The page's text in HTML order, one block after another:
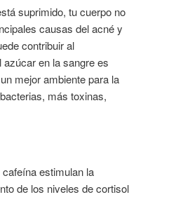
suprimido, tu cuerpo no
causas del acné y
contribuir al
azúcar en la sangre es
mejor ambiente para la
más toxinas,
estimulan la
de los niveles de cortisol